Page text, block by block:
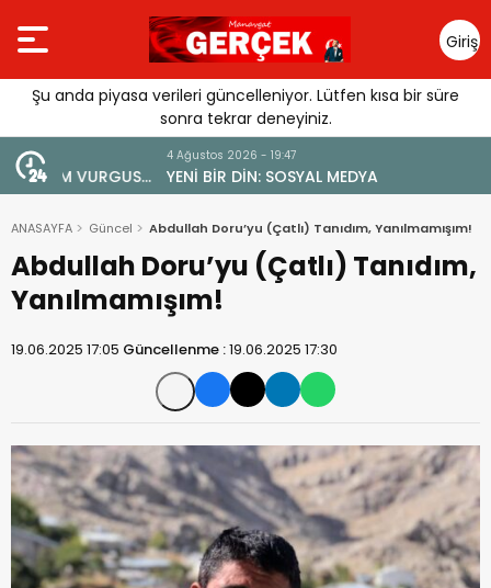
Giriş
Yap
Şu anda piyasa verileri güncelleniyor. Lütfen kısa bir süre
sonra tekrar deneyiniz.
4 Ağustos 2026 - 19:47
YENİ BİR DİN: SOSYAL MEDYA
ANASAYFA Güncel Abdullah Doru’yu (Çatlı) Tanıdım, Yanılmamışım!
Abdullah Doru’yu (Çatlı) Tanıdım,
Yanılmamışım!
19.06.2025 17:05 Güncellenme :19.06.2025 17:30